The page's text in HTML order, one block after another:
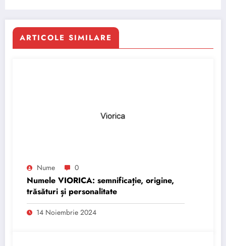
ARTICOLE SIMILARE
Nume 0
Numele VIORICA: semnificație, origine,
trăsături și personalitate
14 Noiembrie 2024